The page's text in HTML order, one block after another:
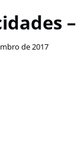
de 2017